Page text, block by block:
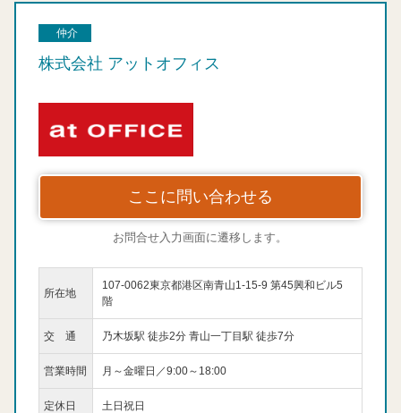
仲介
株式会社 アットオフィス
ここに問い合わせる
お問合せ入力画面に遷移します。
所在地
107-0062東京都港区南青山1-15-9 第45興和ビル5
階
交 通 乃木坂駅 徒歩2分 青山一丁目駅 徒歩7分
営業時間 月～金曜日／9:00～18:00
定休日 土日祝日